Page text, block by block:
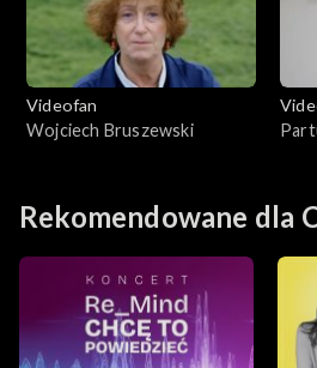
Videofan
Wojciech Bruszewski
Rekomendowane dla